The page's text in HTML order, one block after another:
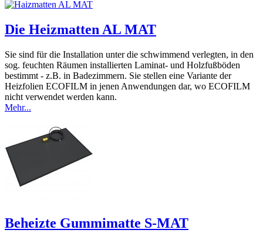
Die Heizmatten AL MAT
Sie sind für die Installation unter die schwimmend verlegten, in den
sog. feuchten Räumen installierten Laminat- und Holzfußböden
bestimmt - z.B. in Badezimmern. Sie stellen eine Variante der
Heizfolien ECOFILM in jenen Anwendungen dar, wo ECOFILM
nicht verwendet werden kann.
Mehr...
Beheizte Gummimatte S-MAT